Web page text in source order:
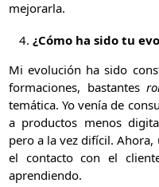
mejorarla.
¿Cómo ha sido tu
Mi evolución ha sido
formaciones, bastantes
temática. Yo venía de
a productos menos
pero a la vez difícil. Ahora,
el contacto con el
aprendiendo.